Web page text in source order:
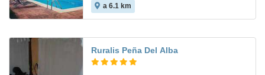
a 6.1 km
Ruralis Peña Del Alba